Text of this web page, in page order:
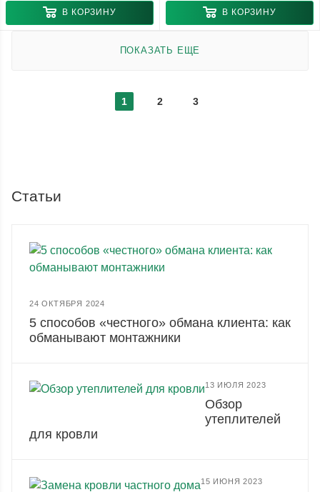
В КОРЗИНУ В КОРЗИНУ
ПОКАЗАТЬ ЕЩЕ
1 2 3
Статьи
24 ОКТЯБРЯ 2024
5 способов «честного» обмана клиента: как
обманывают монтажники
13 ИЮЛЯ 2023
Обзор
утеплителей
для кровли
15 ИЮНЯ 2023